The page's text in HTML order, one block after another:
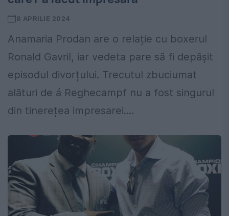
8 APRILIE 2024
Anamaria Prodan are o relație cu boxerul
Ronald Gavril, iar vedeta pare să fi depășit
episodul divorțului. Trecutul zbuciumat
alături de á Reghecampf nu a fost singurul
din tinerețea impresarei....